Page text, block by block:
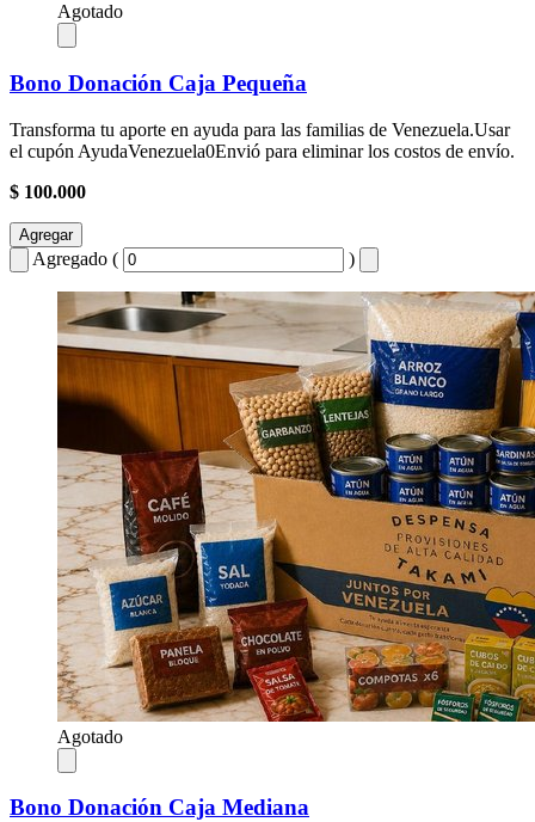
Agotado
Bono Donación Caja Pequeña
Transforma tu aporte en ayuda para las familias de Venezuela.Usar
el cupón AyudaVenezuela0Envió para eliminar los costos de envío.
$ 100.000
Agregar
Agregado ( )
Agotado
Bono Donación Caja Mediana